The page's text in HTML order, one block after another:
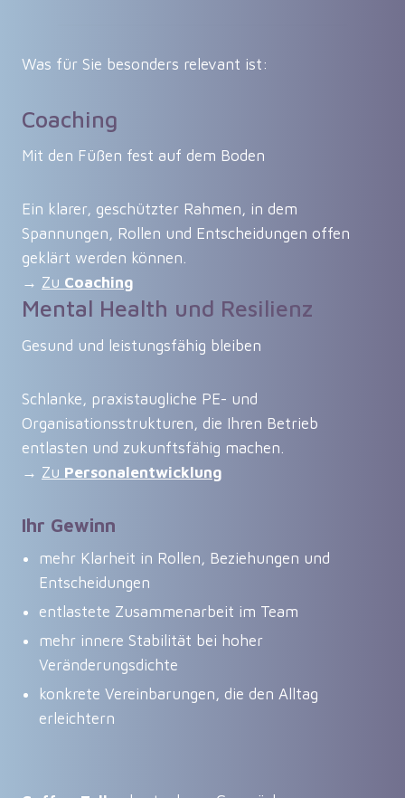
Was für Sie besonders relevant ist:
Coaching
Mit den Füßen fest auf dem Boden
Ein klarer, geschützter Rahmen, in dem
Spannungen, Rollen und Entscheidungen offen
geklärt werden können.
→ Zu Coaching
Mental Health und Resilienz
Gesund und leistungsfähig bleiben
Schlanke, praxistaugliche PE- und
Organisationsstrukturen, die Ihren Betrieb
entlasten und zukunftsfähig machen.
→ Zu Personalentwicklung
Ihr Gewinn
mehr Klarheit in Rollen, Beziehungen und
Entscheidungen
entlastete Zusammenarbeit im Team
mehr innere Stabilität bei hoher
Veränderungsdichte
konkrete Vereinbarungen, die den Alltag
erleichtern